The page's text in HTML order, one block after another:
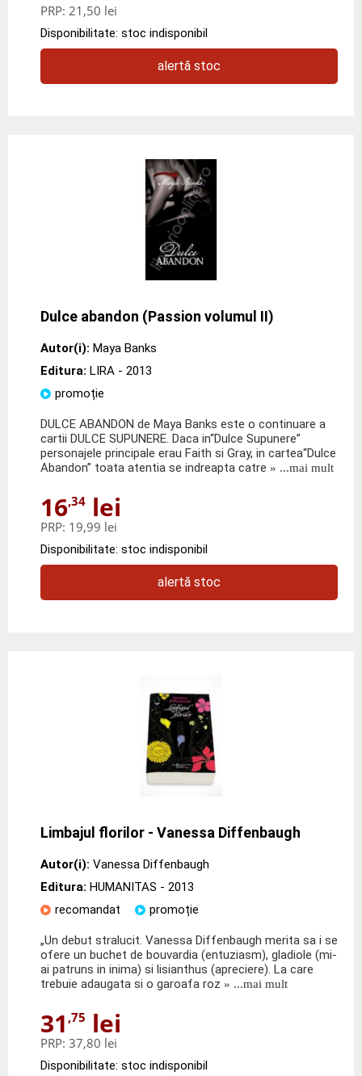
PRP: 21,50 lei
Disponibilitate: stoc indisponibil
alertă stoc
Dulce abandon (Passion volumul II)
Autor(i): Maya Banks
Editura: LIRA - 2013
promoție
DULCE ABANDON de Maya Banks este o continuare a
cartii DULCE SUPUNERE. Daca in“Dulce Supunere”
personajele principale erau Faith si Gray, in cartea“Dulce
Abandon” toata atentia se indreapta catre » ...mai mult
16,34 lei
PRP: 19,99 lei
Disponibilitate: stoc indisponibil
alertă stoc
Limbajul florilor - Vanessa Diffenbaugh
Autor(i): Vanessa Diffenbaugh
Editura: HUMANITAS - 2013
recomandat
promoție
„Un debut stralucit. Vanessa Diffenbaugh merita sa i se
ofere un buchet de bouvardia (entuziasm), gladiole (mi-
ai patruns in inima) si lisianthus (apreciere). La care
trebuie adaugata si o garoafa roz » ...mai mult
31 ,75 lei
PRP: 37,80 lei
Disponibilitate: stoc indisponibil